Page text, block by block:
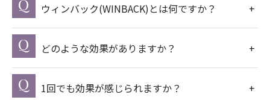
ウィンバック(WINBACK)とは何ですか？
どのような効果がありますか？
1回でも効果が感じられますか？